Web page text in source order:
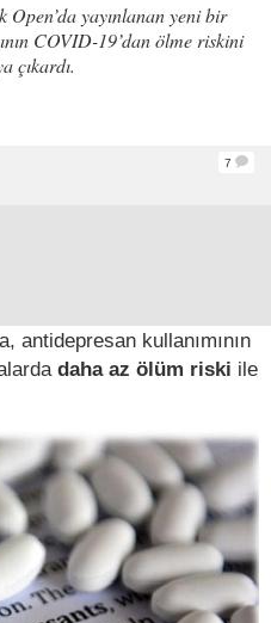
Open’da yayınlanan yeni bir
COVID-19’dan ölme riskini
çıkardı.
7
antidepresan kullanımının
daha az ölüm riski ile